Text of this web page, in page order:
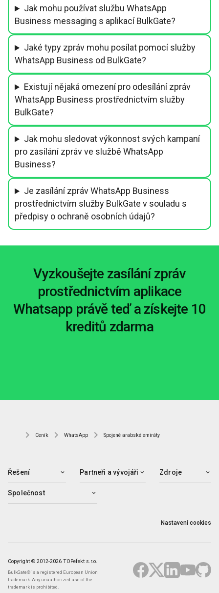
Jak mohu používat službu WhatsApp
Business messaging s aplikací BulkGate?
Jaké typy zpráv mohu posílat pomocí služby
WhatsApp Business od BulkGate?
Existují nějaká omezení pro odesílání zpráv
WhatsApp Business prostřednictvím služby
BulkGate?
Jak mohu sledovat výkonnost svých kampaní
pro zasílání zpráv ve službě WhatsApp
Business?
Je zasílání zpráv WhatsApp Business
prostřednictvím služby BulkGate v souladu s
předpisy o ochraně osobních údajů?
Vyzkoušejte zasílání zpráv
prostřednictvím aplikace
Whatsapp právě teď a získejte 10
kreditů zdarma
Ceník WhatsApp Spojené arabské emiráty
Řešení Partneři a vývojáři Zdroje
Společnost
Nastavení cookies
Copyright © 2012-2026 TOPefekt s.r.o.
BulkGate® is a registered European Union
trademark. Any unauthorized use of the
trademark is prohibited.